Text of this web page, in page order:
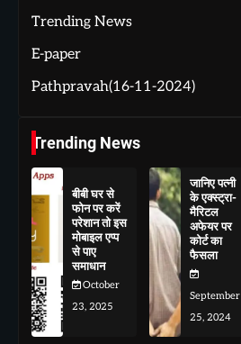
Trending News
E-paper
Pathpravah(16-11-2024)
Trending News
बीबी घर से
फोन पर करें
परेशान तो इस
मोबाइल एप्प
से पाए
समाधान
October
23, 2025
जानिए पत्नी
के एक्स्ट्रा-
मैरिटल
अफेयर पर
कोर्ट का
फैसला
September
25, 2024